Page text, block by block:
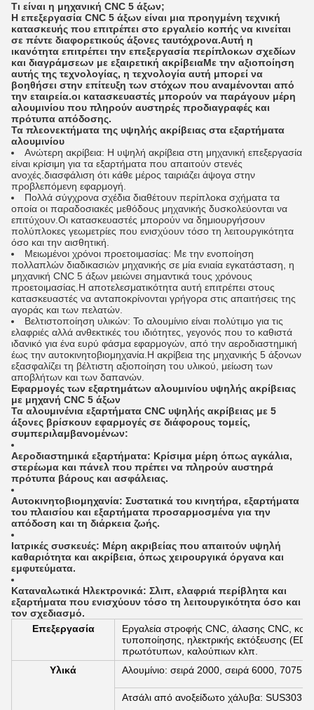
Τι είναι η μηχανική CNC 5 άξων;
Η επεξεργασία CNC 5 άξων είναι μια προηγμένη τεχνική
κατασκευής που επιτρέπει στο εργαλείο κοπής να κινείται
σε πέντε διαφορετικούς άξονες ταυτόχρονα.Αυτή η
ικανότητα επιτρέπει την επεξεργασία περίπλοκων σχεδίων
και διαγράμσεων με εξαιρετική ακρίβειαΜε την αξιοποίηση
αυτής της τεχνολογίας, η τεχνολογία αυτή μπορεί να
βοηθήσει στην επίτευξη των στόχων που αναμένονται από
την εταιρεία.οι κατασκευαστές μπορούν να παράγουν μέρη
αλουμινίου που πληρούν αυστηρές προδιαγραφές και
πρότυπα απόδοσης.
Τα πλεονεκτήματα της υψηλής ακρίβειας στα εξαρτήματα
αλουμινίου
Ανώτερη ακρίβεια: Η υψηλή ακρίβεια στη μηχανική επεξεργασία
είναι κρίσιμη για τα εξαρτήματα που απαιτούν στενές
ανοχές.διασφάλιση ότι κάθε μέρος ταιριάζει άψογα στην
προβλεπόμενη εφαρμογή.
Πολλά σύγχρονα σχέδια διαθέτουν περίπλοκα σχήματα τα
οποία οι παραδοσιακές μεθόδους μηχανικής δυσκολεύονται να
επιτύχουν.Οι κατασκευαστές μπορούν να δημιουργήσουν
πολύπλοκες γεωμετρίες που ενισχύουν τόσο τη λειτουργικότητα
όσο και την αισθητική.
Μειωμένοι χρόνοι προετοιμασίας: Με την ενοποίηση
πολλαπλών διαδικασιών μηχανικής σε μία ενιαία εγκατάσταση, η
μηχανική CNC 5 άξων μειώνει σημαντικά τους χρόνους
προετοιμασίας.Η αποτελεσματικότητα αυτή επιτρέπει στους
κατασκευαστές να ανταποκρίνονται γρήγορα στις απαιτήσεις της
αγοράς και των πελατών.
Βελτιστοποίηση υλικών: Το αλουμίνιο είναι πολύτιμο για τις
ελαφριές αλλά ανθεκτικές του ιδιότητες, γεγονός που το καθιστά
ιδανικό για ένα ευρύ φάσμα εφαρμογών, από την αεροδιαστημική
έως την αυτοκινητοβιομηχανία.Η ακρίβεια της μηχανικής 5 άξονων
εξασφαλίζει τη βέλτιστη αξιοποίηση του υλικού, μείωση των
αποβλήτων και των δαπανών.
Εφαρμογές των εξαρτημάτων αλουμινίου υψηλής ακρίβειας
με μηχανή CNC 5 άξων
Τα αλουμινένια εξαρτήματα CNC υψηλής ακρίβειας με 5
άξονες βρίσκουν εφαρμογές σε διάφορους τομείς,
συμπεριλαμβανομένων:
Αεροδιαστημικά εξαρτήματα: Κρίσιμα μέρη όπως αγκάλια,
στερέωμα και πάνελ που πρέπει να πληρούν αυστηρά
πρότυπα βάρους και ασφάλειας.
Αυτοκινητοβιομηχανία: Συστατικά του κινητήρα, εξαρτήματα
του πλαισίου και εξαρτήματα προσαρμοσμένα για την
απόδοση και τη διάρκεια ζωής.
Ιατρικές συσκευές: Μέρη ακριβείας που απαιτούν υψηλή
καθαριότητα και ακρίβεια, όπως χειρουργικά όργανα και
εμφυτεύματα.
Καταναλωτικά Ηλεκτρονικά: Σλιπ, ελαφριά περίβλητα και
εξαρτήματα που ενισχύουν τόσο τη λειτουργικότητα όσο και
τον σχεδιασμό.
Επεξεργασία
Εργαλεία στροφής CNC, άλασης CNC,
τυποποίησης, ηλεκτρικής εκτόξευσης
πρωτότυπων, καλούπιων κλπ.
Υλικά
Αλουμίνιο: σειρά 2000, σειρά 6000, 7075,
Ατσάλι από ανοξείδωτο χάλυβα: